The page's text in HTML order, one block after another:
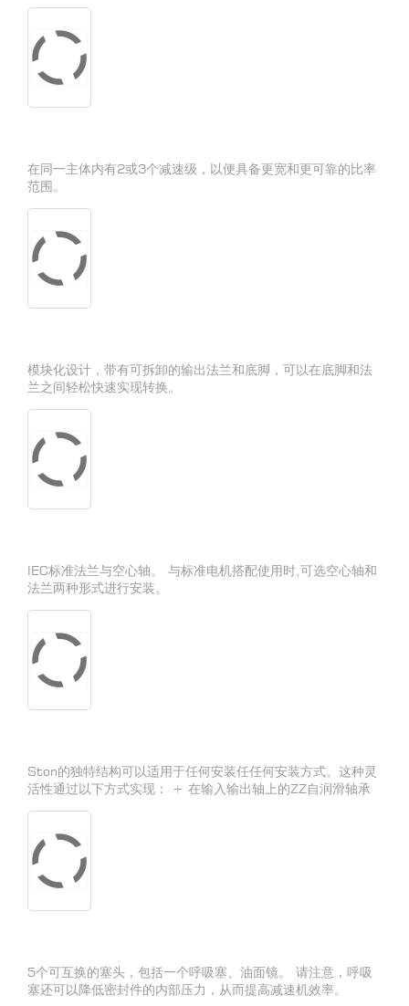
在同一主体内有2或3个减速级，以便具备更宽和更可靠的比率
范围。
模块化设计，带有可拆卸的输出法兰和底脚，可以在底脚和法
兰之间轻松快速实现转换。
IEC标准法兰与空心轴。 与标准电机搭配使用时,可选空心轴和
法兰两种形式进行安装。
Ston的独特结构可以适用于任何安装任任何安装方式。这种灵
活性通过以下方式实现： + 在输入输出轴上的ZZ自润滑轴承
5个可互换的塞头，包括一个呼吸塞、油面镜。 请注意，呼吸
塞还可以降低密封件的内部压力，从而提高减速机效率。